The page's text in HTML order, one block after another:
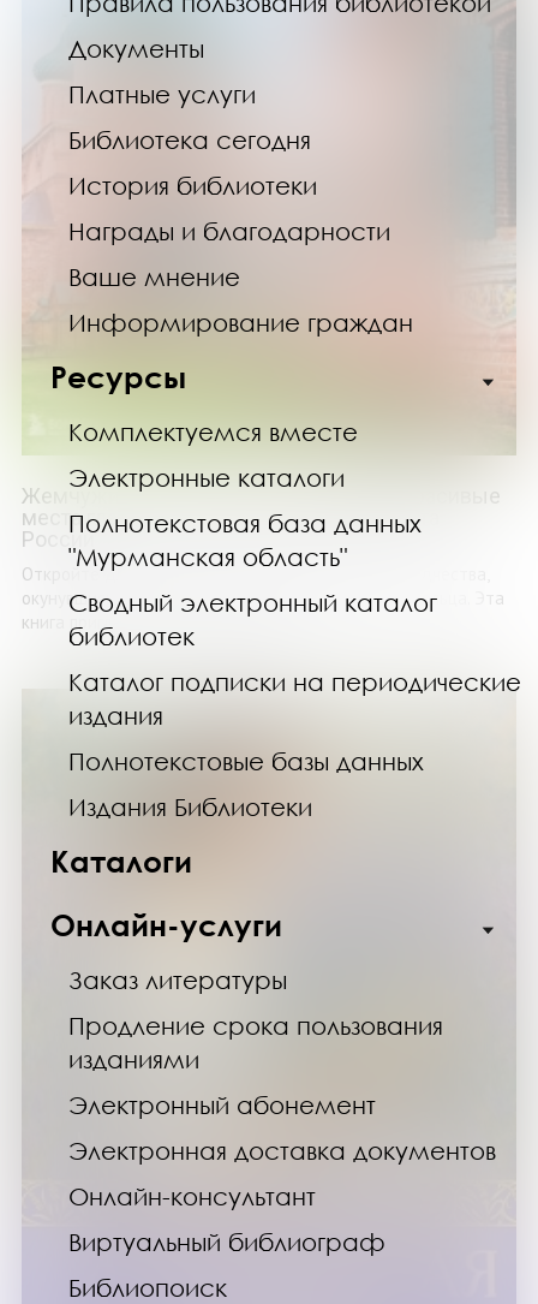
Документы
Платные услуги
Библиотека сегодня
История библиотеки
Награды и благодарности
Ваше мнение
Информирование граждан
Ресурсы
Комплектуемся вместе
Электронные каталоги
Полнотекстовая база данных
"Мурманская область"
Сводный электронный каталог
библиотек
Каталог подписки на периодические
издания
Полнотекстовые базы данных
Издания Библиотеки
Каталоги
Онлайн-услуги
Заказ литературы
Продление срока пользования
изданиями
Электронный абонемент
Электронная доставка документов
Онлайн-консультант
Виртуальный библиограф
Библиопоиск
Жемчужины Золотого кольца. Самые красивые
места главного туристического маршрута
России
Откройте для себя сокровища древнерусского зодчества,
окунувшись в путешествие по городам Золотого кольца. Эта
книга приглашает вас совершить ...